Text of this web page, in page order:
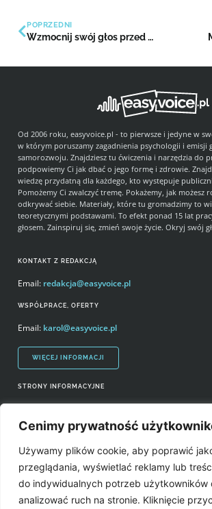
Cenimy prywatność
Używamy plików cookie, aby poprawić
przeglądania, wyświetlać reklamy lub
do indywidualnych potrzeb użytkowników
analizować ruch na stronie. Kliknięcie
POPRZEDNI
Wzmocnij swój głos przed wystąpieniem
STRONY INFORMACYJNE
Prawa autorskie i wykorzystywanie treści serwisu
Źródła
KONTAKT Z REDAKCJĄ
Email: redakcja@easyvoice.pl
WSPÓŁPRACE, OFERTY
Email: karol@easyvoice.pl
WIĘCEJ INFORMACJI
Od 2006 roku, easyvoice.pl - to pierwsze i jedyne w
w którym poruszamy zagadnienia psychologii i emisji
samorozwoju. Znajdziesz tu ćwiczenia i narzędzia do
podpowiemy Ci jak dbać o jego formę i zdrowie.
wiedzę przydatną dla każdego, kto występuje
Pomożemy Ci zwalczyć tremę. Pokażemy, jak możesz
odkrywać siebie. Materiały, które tu gromadzimy to
teoretycznymi podstawami. To efekt ponad 15 lat
głosem. Zainspiruj się, zmień swoje życie. Okryj swój